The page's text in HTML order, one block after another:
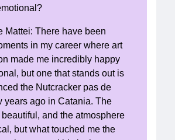
Mattei: There have been
in my career where art
made me incredibly happy
but one that stands out is
the Nutcracker pas de
years ago in Catania. The
and the atmosphere
but what touched me the